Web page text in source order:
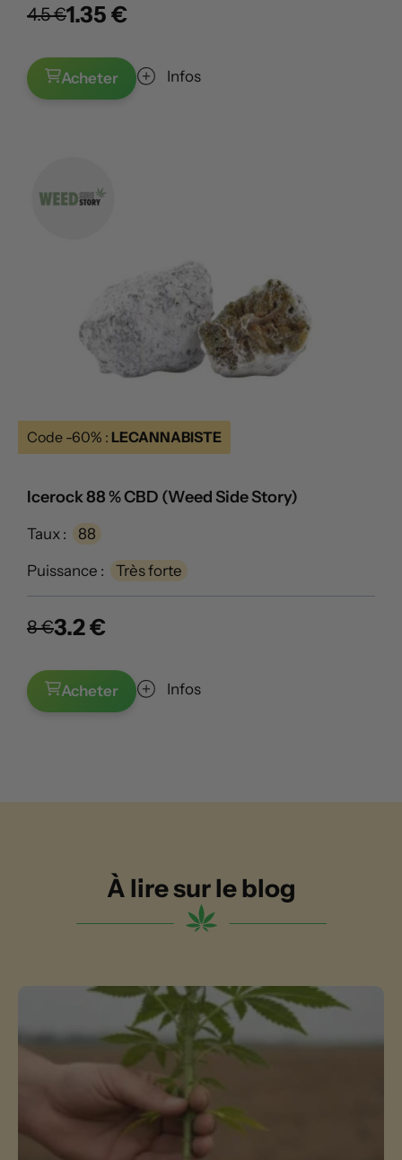
4.5 €1.35 €
Acheter Infos
Code -60% : LECANNABISTE
Icerock 88 % CBD (Weed Side Story)
Taux : 88
Puissance : Très forte
8 €3.2 €
Acheter Infos
À lire sur le blog